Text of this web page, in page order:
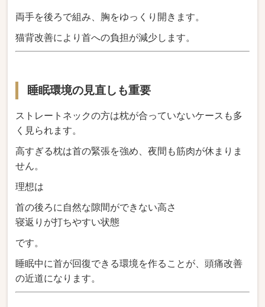
両手を後ろで組み、胸をゆっくり開きます。
猫背改善により首への負担が減少します。
睡眠環境の見直しも重要
ストレートネックの方は枕が合っていないケースも多
く見られます。
高すぎる枕は首の緊張を強め、夜間も筋肉が休まりま
せん。
理想は
首の後ろに自然な隙間ができない高さ
寝返りが打ちやすい状態
です。
睡眠中に首が回復できる環境を作ることが、頭痛改善
の近道になります。